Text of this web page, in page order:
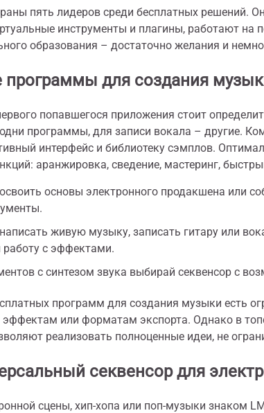
пять лидеров среди бесплатных решений.
инструменты и плагины, работают на
образования – достаточно желания и
программы для создания
попавшегося приложения стоит
программы, для записи вокала – другие.
интерфейс и библиотеку сэмплов.
аранжировка, сведение, мастеринг,
основы электронного продакшена или
живую музыку, записать гитару или
с эффектами.
с синтезом звука выбирай секвенсор с
программ для создания музыки есть
или форматам экспорта. Однако в
реализовать полноценные идеи, не
секвенсор для
сцены, хип-хопа или поп-музыки знаком